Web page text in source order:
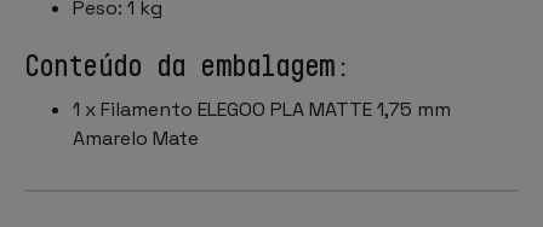
Peso: 1 kg
Conteúdo da embalagem:
1 x Filamento ELEGOO PLA MATTE 1,75 mm
Amarelo Mate